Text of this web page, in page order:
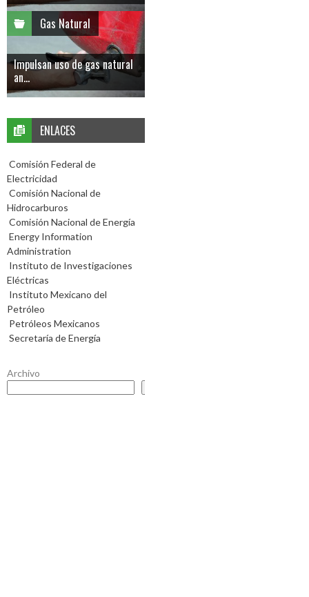
Gas Natural
Impulsan uso de gas natural
an...
ENLACES
Comisión Federal de
Electricidad
Comisión Nacional de
Hidrocarburos
Comisión Nacional de Energía
Energy Information
Administration
Instituto de Investigaciones
Eléctricas
Instituto Mexicano del
Petróleo
Petróleos Mexicanos
Secretaría de Energía
Archivo